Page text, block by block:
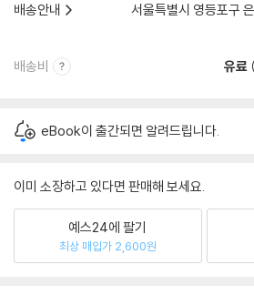
배송안내
서울특별시 영등포구
배송비 유료
eBook이 출간되면 알려드립니다.
이미 소장하고 있다면 판매해 보세요.
예스24에 팔기
최상 매입가 2,600원